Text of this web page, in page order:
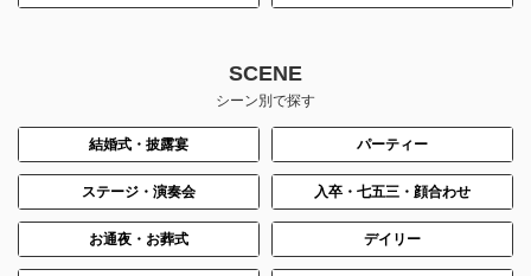
SCENE
シーン別で探す
結婚式・披露宴 パーティー
ステージ・演奏会 入卒・七五三・顔合わせ
お通夜・お葬式 デイリー